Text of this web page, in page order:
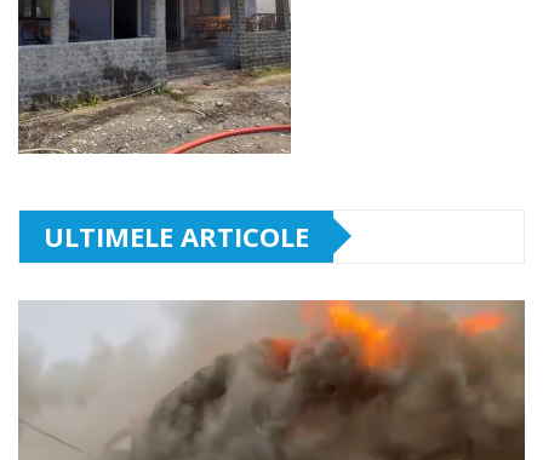
ULTIMELE ARTICOLE